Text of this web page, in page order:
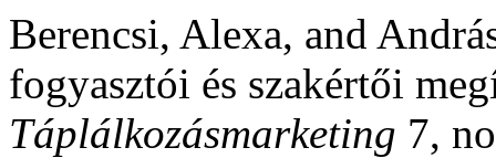
Berencsi, Alexa, and
fogyasztói és szakértői
Táplálkozásmarketing 7,